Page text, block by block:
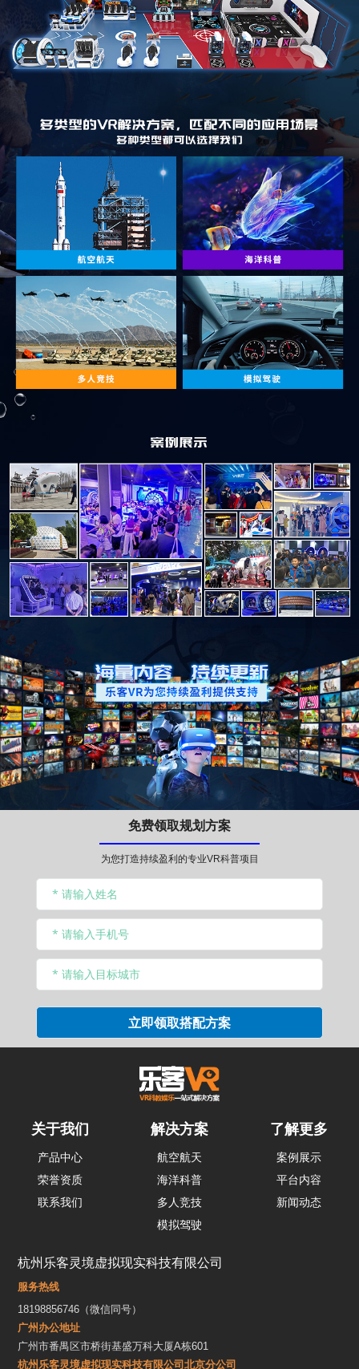
免费领取规划方案
为您打造持续盈利的专业VR科普项目
关于我们
产品中心
荣誉资质
联系我们
解决方案
航空航天
海洋科普
多人竞技
模拟驾驶
了解更多
案例展示
平台内容
新闻动态
杭州乐客灵境虚拟现实科技有限公司
服务热线
18198856746（微信同号）
广州办公地址
广州市番禺区市桥街基盛万科大厦A栋601
杭州乐客灵境虚拟现实科技有限公司北京分公司